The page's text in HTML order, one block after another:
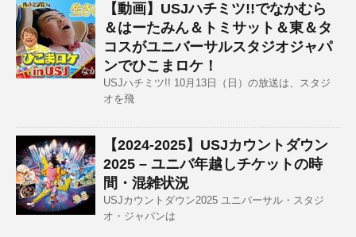
【動画】USJハチミツ!!でなかむら
＆はーたみん＆トミサット＆東＆タ
コスがユニバーサルスタジオジャパ
ンでひこまロケ！
USJハチミツ!! 10月13日（日）の放送は、スタジ
オを飛
【2024-2025】USJカウントダウン
2025 – ユニバ年越しチケットの時
間・混雑状況
USJカウントダウン2025 ユニバーサル・スタジ
オ・ジャパンは